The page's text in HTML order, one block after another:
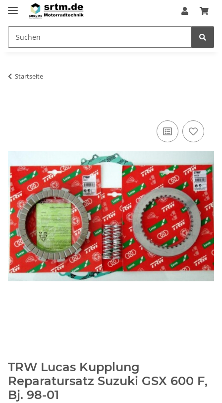
Startseite
TRW Lucas Kupplung
Reparatursatz Suzuki GSX 600 F,
Bj. 98-01